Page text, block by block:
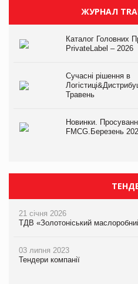
ЖУРНАЛ
Каталог Головних
PrivateLabel – 2026
Сучасні рішення в
Травень
Новинки.
FMCG.Березень
21 січня 2026
ТДВ «Золотоніський
03 липня 2023
Тендери компанії